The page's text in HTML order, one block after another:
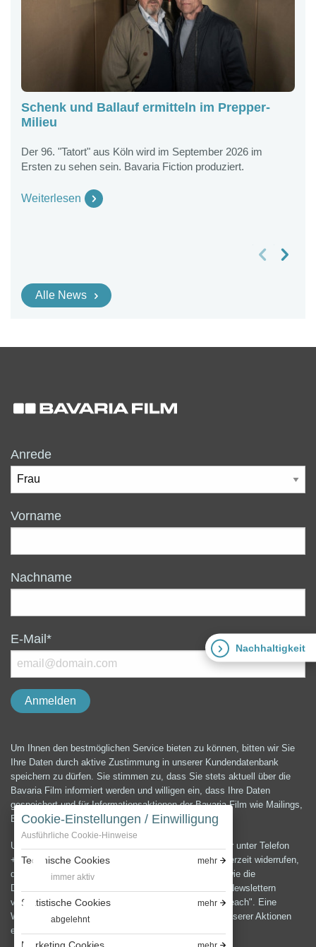
Cookie-Einstellungen / Einwilligung
Ausführliche Cookie-Hinweise
Technische Cookies
mehr
immer aktiv
Statistische Cookies
mehr
abgelehnt
Schenk und Ballauf ermitteln im Prepper-
Milieu
Der 96. "Tatort" aus Köln wird im September 2026 im
Ersten zu sehen sein. Bavaria Fiction produziert.
Weiterlesen
Alle News
Nachhaltigkeit
Anrede
Vorname
Nachname
E-Mail*
Um Ihnen den bestmöglichen Service bieten zu können, bitten wir Sie
Ihre Daten durch aktive Zustimmung in unserer Kundendatenbank
speichern zu dürfen. Sie stimmen zu, dass Sie stets aktuell über die
Bavaria Film informiert werden und willigen ein, dass Ihre Daten
gespeichert und für Informationsaktionen der Bavaria Film wie Mailings,
E-Mails, Newsletter etc. verwendet werden können.
Unter der E-Mail-Adresse presse@bavaria-film.de oder unter Telefon
+49 (0) 89 64 99 3900 können Sie die Einwilligung jederzeit widerrufen,
die Änderung und Löschung Ihrer Daten verlangen sowie die
Datenschutzerklärung anfordern.Zum Versenden von Newslettern
verwenden wir die E-Mail-Marketing Software "Cleverreach". Eine
Weitergabe oder Verwendung Ihrer Daten außerhalb unserer Aktionen
erfolgt nicht.